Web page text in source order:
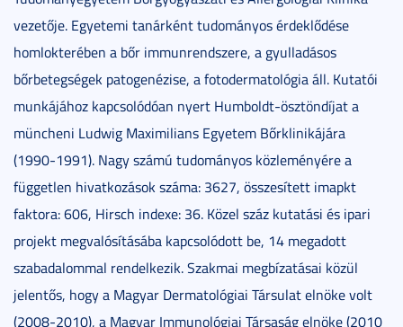
vezetője. Egyetemi tanárként tudományos érdeklődése
homlokterében a bőr immunrendszere, a gyulladásos
bőrbetegségek patogenézise, a fotodermatológia áll. Kutatói
munkájához kapcsolódóan nyert Humboldt-ösztöndíjat a
müncheni Ludwig Maximilians Egyetem Bőrklinikájára
(1990-1991). Nagy számú tudományos közleményére a
független hivatkozások száma: 3627, összesített imapkt
faktora: 606, Hirsch indexe: 36. Közel száz kutatási és ipari
projekt megvalósításába kapcsolódott be, 14 megadott
szabadalommal rendelkezik. Szakmai megbízatásai közül
jelentős, hogy a Magyar Dermatológiai Társulat elnöke volt
(2008-2010), a Magyar Immunológiai Társaság elnöke (2010